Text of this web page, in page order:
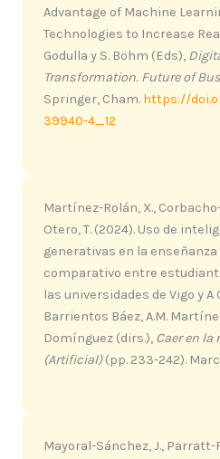
Advantage of Machine
Technologies to Increase
Godulla y S. Böhm (Eds),
Transformation. Future of
Springer, Cham. https://
39940-4_12
Martínez-Rolán, X.,
Otero, T. (2024). Uso de
generativas en la
comparativo entre
las universidades de Vigo y A
Barrientos Báez, A.M.
Domínguez (dirs.), Caer en
(Artificial)(pp. 233-242).
Mayoral-Sánchez, J., Parratt-